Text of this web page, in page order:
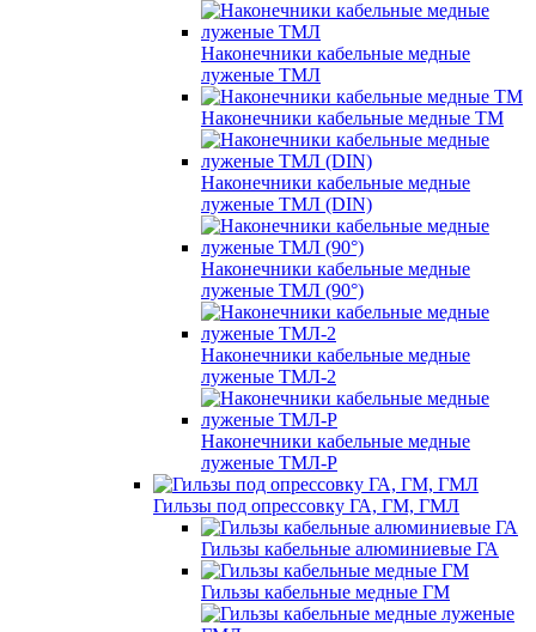
Наконечники кабельные медные
луженые ТМЛ
Наконечники кабельные медные ТМ
Наконечники кабельные медные
луженые ТМЛ (DIN)
Наконечники кабельные медные
луженые ТМЛ (90°)
Наконечники кабельные медные
луженые ТМЛ-2
Наконечники кабельные медные
луженые ТМЛ-Р
Гильзы под опрессовку ГА, ГМ, ГМЛ
Гильзы кабельные алюминиевые ГА
Гильзы кабельные медные ГМ